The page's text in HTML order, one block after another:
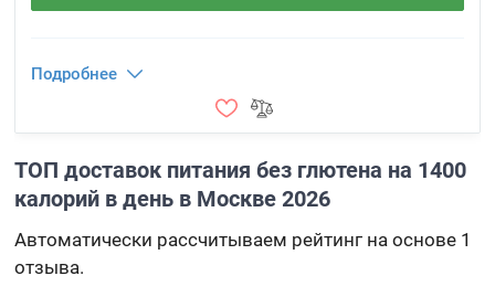
Подробнее
ТОП доставок питания без глютена на 1400
калорий в день в Москве 2026
Автоматически рассчитываем рейтинг на основе 1
отзыва.